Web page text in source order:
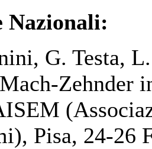
Nazionali:
G. Testa,
Zehnder
Pisa, 24-26